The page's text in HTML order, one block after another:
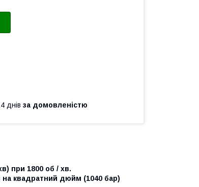
днів за домовленістю
при 1800 об / хв.
на квадратний дюйм (1040 бар)